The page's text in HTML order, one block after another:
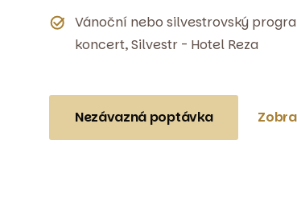
Vánoční nebo silvestrovský
koncert, Silvestr - Hotel Reza
Nezávazná poptávka